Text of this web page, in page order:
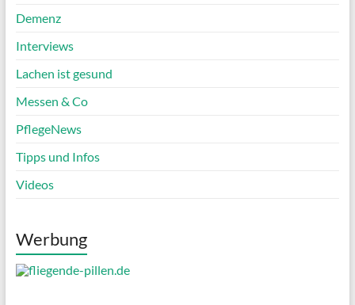
Demenz
Interviews
Lachen ist gesund
Messen & Co
PflegeNews
Tipps und Infos
Videos
Werbung